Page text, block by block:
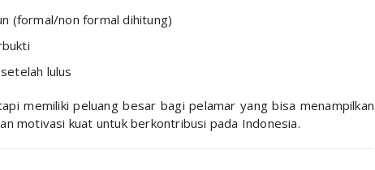
(formal/non formal dihitung)
lulus
memiliki peluang besar bagi pelamar yang bisa menampilkan
motivasi kuat untuk berkontribusi pada Indonesia.